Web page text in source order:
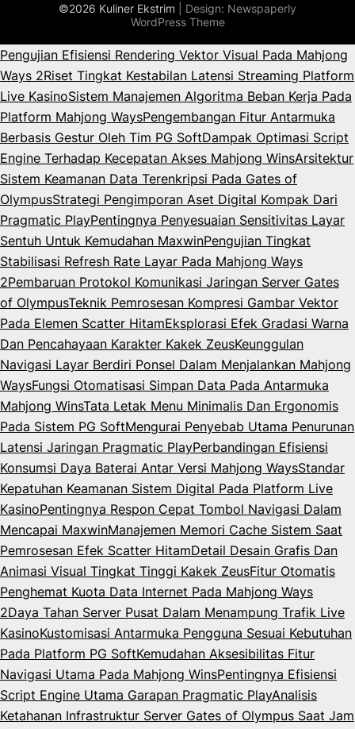
©2026 Kuliner Ekstrim | Design: Newspaperly
WordPress Theme
Pengujian Efisiensi Rendering Vektor Visual Pada Mahjong
Ways 2Riset Tingkat Kestabilan Latensi Streaming Platform
Live KasinoSistem Manajemen Algoritma Beban Kerja Pada
Platform Mahjong WaysPengembangan Fitur Antarmuka
Berbasis Gestur Oleh Tim PG SoftDampak Optimasi Script
Engine Terhadap Kecepatan Akses Mahjong WinsArsitektur
Sistem Keamanan Data Terenkripsi Pada Gates of
OlympusStrategi Pengimporan Aset Digital Kompak Dari
Pragmatic PlayPentingnya Penyesuaian Sensitivitas Layar
Sentuh Untuk Kemudahan MaxwinPengujian Tingkat
Stabilisasi Refresh Rate Layar Pada Mahjong Ways
2Pembaruan Protokol Komunikasi Jaringan Server Gates
of OlympusTeknik Pemrosesan Kompresi Gambar Vektor
Pada Elemen Scatter HitamEksplorasi Efek Gradasi Warna
Dan Pencahayaan Karakter Kakek ZeusKeunggulan
Navigasi Layar Berdiri Ponsel Dalam Menjalankan Mahjong
WaysFungsi Otomatisasi Simpan Data Pada Antarmuka
Mahjong WinsTata Letak Menu Minimalis Dan Ergonomis
Pada Sistem PG SoftMengurai Penyebab Utama Penurunan
Latensi Jaringan Pragmatic PlayPerbandingan Efisiensi
Konsumsi Daya Baterai Antar Versi Mahjong WaysStandar
Kepatuhan Keamanan Sistem Digital Pada Platform Live
KasinoPentingnya Respon Cepat Tombol Navigasi Dalam
Mencapai MaxwinManajemen Memori Cache Sistem Saat
Pemrosesan Efek Scatter HitamDetail Desain Grafis Dan
Animasi Visual Tingkat Tinggi Kakek ZeusFitur Otomatis
Penghemat Kuota Data Internet Pada Mahjong Ways
2Daya Tahan Server Pusat Dalam Menampung Trafik Live
KasinoKustomisasi Antarmuka Pengguna Sesuai Kebutuhan
Pada Platform PG SoftKemudahan Aksesibilitas Fitur
Navigasi Utama Pada Mahjong WinsPentingnya Efisiensi
Script Engine Utama Garapan Pragmatic PlayAnalisis
Ketahanan Infrastruktur Server Gates of Olympus Saat Jam